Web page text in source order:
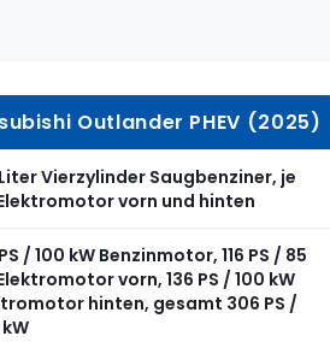
Outlander PHEV (2025)
Vierzylinder Saugbenziner, je
vorn und hinten
/ 100 kW Benzinmotor, 116 PS / 85
vorn, 136 PS / 100 kW
hinten, gesamt 306 PS /